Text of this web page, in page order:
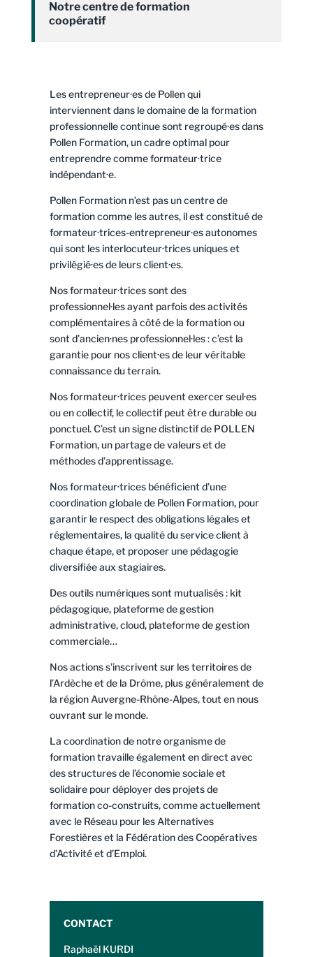
Notre centre de formation
coopératif
Les entrepreneur·es de Pollen qui
interviennent dans le domaine de la formation
professionnelle continue sont regroupé·es dans
Pollen Formation, un cadre optimal pour
entreprendre comme formateur·trice
indépendant·e.
Pollen Formation n’est pas un centre de
formation comme les autres, il est constitué de
formateur·trices-entrepreneur·es autonomes
qui sont les interlocuteur·trices uniques et
privilégié·es de leurs client·es.
Nos formateur·trices sont des
professionnel·les ayant parfois des activités
complémentaires à côté de la formation ou
sont d’ancien·nes professionnel·les : c’est la
garantie pour nos client·es de leur véritable
connaissance du terrain.
Nos formateur·trices peuvent exercer seul·es
ou en collectif, le collectif peut être durable ou
ponctuel. C’est un signe distinctif de POLLEN
Formation, un partage de valeurs et de
méthodes d’apprentissage.
Nos formateur·trices bénéficient d’une
coordination globale de Pollen Formation, pour
garantir le respect des obligations légales et
réglementaires, la qualité du service client à
chaque étape, et proposer une pédagogie
diversifiée aux stagiaires.
Des outils numériques sont mutualisés : kit
pédagogique, plateforme de gestion
administrative, cloud, plateforme de gestion
commerciale…
Nos actions s’inscrivent sur les territoires de
l’Ardèche et de la Drôme, plus généralement de
la région Auvergne-Rhône-Alpes, tout en nous
ouvrant sur le monde.
La coordination de notre organisme de
formation travaille également en direct avec
des structures de l’économie sociale et
solidaire pour déployer des projets de
formation co-construits, comme actuellement
avec le Réseau pour les Alternatives
Forestières et la Fédération des Coopératives
d’Activité et d’Emploi.
CONTACT
Raphaël KURDI